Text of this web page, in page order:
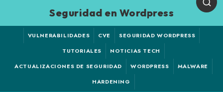
Seguridad en Wordpress
VULNERABILIDADES CVE
SEGURIDAD WORDPRESS
TUTORIALES
NOTICIAS TECH
ACTUALIZACIONES DE SEGURIDAD
WORDPRESS
MALWARE
HARDENING